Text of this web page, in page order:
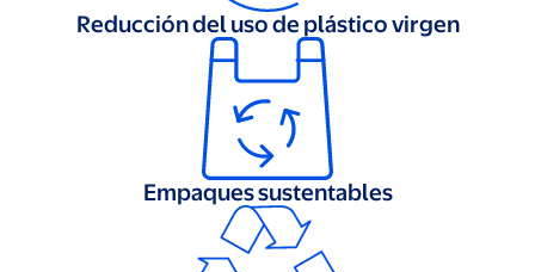
Reducción del uso de plástico virgen
Empaques sustentables